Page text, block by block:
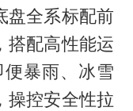
盘全系标配前
搭配高性能运
暴雨、冰雪
操控安全性拉